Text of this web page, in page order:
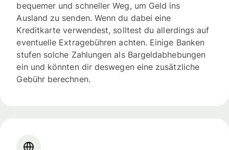
bequemer und schneller Weg, um Geld ins
Ausland zu senden. Wenn du dabei eine
Kreditkarte verwendest, solltest du allerdings auf
eventuelle Extragebühren achten. Einige Banken
stufen solche Zahlungen als Bargeldabhebungen
ein und könnten dir deswegen eine zusätzliche
Gebühr berechnen.